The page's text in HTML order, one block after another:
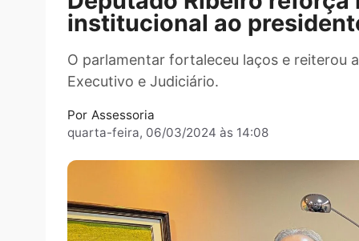
Deputado Ribeiro
institucional ao
O parlamentar fortaleceu laços e
Executivo e Judiciário.
Assessoria
quarta-feira, 06/03/2024 às 14:08